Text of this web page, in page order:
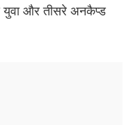
और तीसरे अनकैप्ड